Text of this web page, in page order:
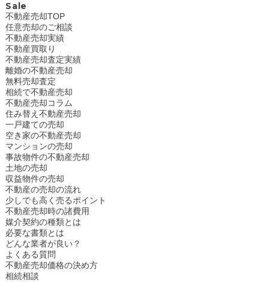
Sale
不動産売却TOP
任意売却のご相談
不動産売却実績
不動産買取り
不動産売却査定実績
離婚の不動産売却
無料売却査定
相続で不動産売却
不動産売却コラム
住み替え不動産売却
一戸建ての売却
空き家の不動産売却
マンションの売却
事故物件の不動産売却
土地の売却
収益物件の売却
不動産の売却の流れ
少しでも高く売るポイント
不動産売却時の諸費用
媒介契約の種類とは
必要な書類とは
どんな業者が良い？
よくある質問
不動産売却価格の決め方
相続相談